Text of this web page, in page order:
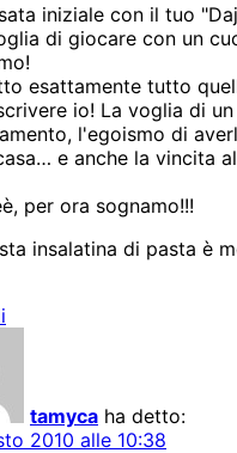
iniziale con il tuo
di giocare con un
esattamente tutto
io! La voglia di
l'egoismo di
e anche la vincita
per ora sognamo!!!
insalatina di pasta è
tamyca ha detto:
2010 alle 10:38